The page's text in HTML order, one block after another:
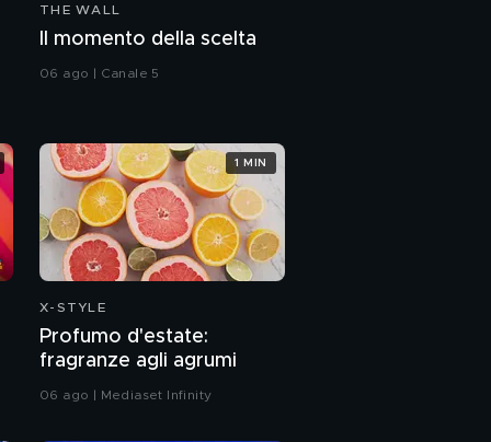
THE WALL
Il momento della scelta
06 ago | Canale 5
X-STYLE
Profumo d'estate:
fragranze agli agrumi
06 ago | Mediaset Infinity
1 MIN